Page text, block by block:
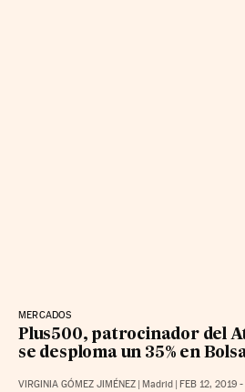
MERCADOS
Plus500, patrocinador del
se desploma un 35% en
VIRGINIA GÓMEZ JIMÉNEZ Madrid FEB 12, 2019